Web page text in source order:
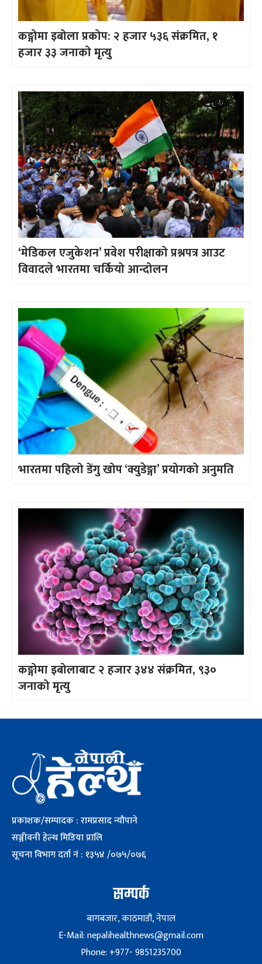
कङ्गोमा इबोला प्रकोप: २ हजार ५३६ संक्रमित, १
हजार ३३ जनाको मृत्यु
‘मेडिकल एजुकेशन’ प्रवेश परीक्षाको प्रश्नपत्र आउट
विवादले भारतमा चर्कियो आन्दोलन
भारतमा पहिलो डेंगु खोप ‘क्युडेङ्गा’ प्रयोगको अनुमति
कङ्गोमा इबोलाबाट २ हजार ३४४ संक्रमित, ९३०
जनाको मृत्यु
प्रकाशक/सम्पादक : रामप्रसाद न्यौपाने
सञ्जीवनी हेल्थ मिडिया प्रालि
सूचना विभाग दर्ता नं : १३५४ /०७५/०७६
सम्पर्क
बागबजार, काठमाडौं, नेपाल
E-Mail: nepalihealthnews@gmail.com
Phone: +977- 9851235700